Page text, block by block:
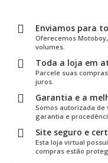
Enviamos para
Oferecemos
volumes.
Toda a loja em
Parcele suas
juros.
Garantia e a
Somos autorizada de
garantia e
Site seguro e
Esta loja virtual
compras estão